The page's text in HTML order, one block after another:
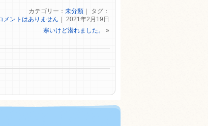
カテゴリー： 未分類｜ タグ：
メントはありません ｜ 2021年2月19日
寒いけど潜れました。 »